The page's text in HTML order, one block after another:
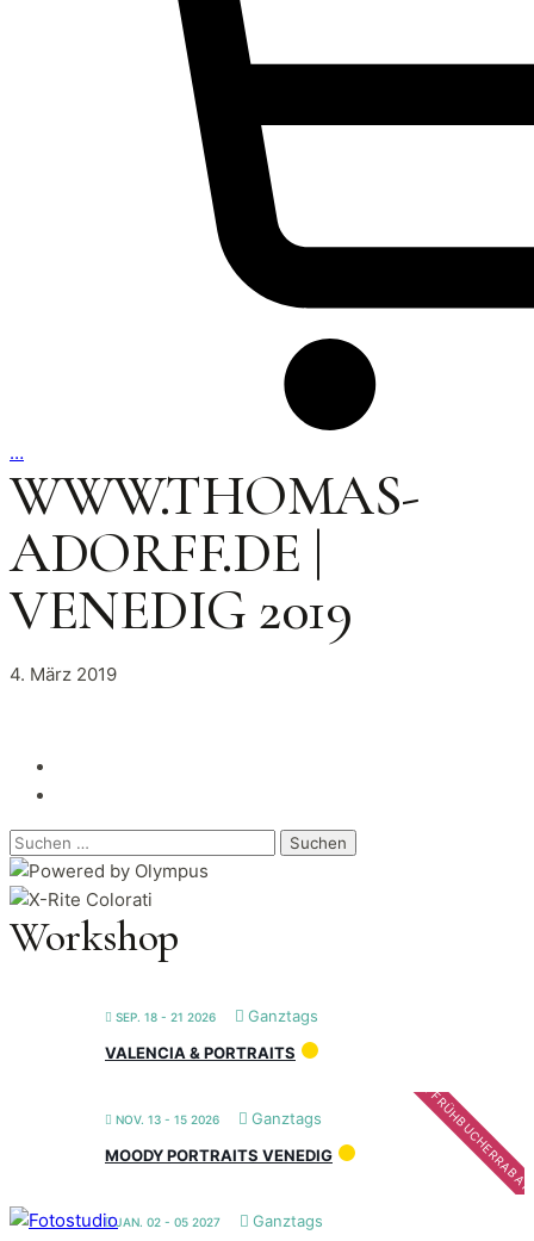
…
WWW.THOMAS-
ADORFF.DE |
VENEDIG 2019
4. März 2019
Suchen
nach:
Workshop
SEP. 18 - 21 2026
Ganztags
VALENCIA & PORTRAITS
NOV. 13 - 15 2026 Ganztags
MOODY PORTRAITS VENEDIG
JAN. 02 - 05 2027 Ganztags